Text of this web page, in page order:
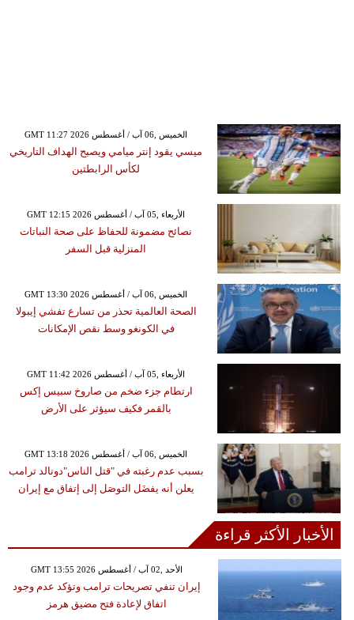
GMT 11:27 2026 الخميس ,06 آب / أغسطس
ميسي يقود إنتر ميامي ويصبح الهداف التاريخي
لكأس الرابطتين
GMT 12:15 2026 الأربعاء ,05 آب / أغسطس
نصائح مضمونة للحفاظ على صحة النباتات
المنزلية قبل السفر
GMT 13:30 2026 الخميس ,06 آب / أغسطس
الصحة العالمية تحذر من تسارع تفشي إيبولا
في الكونغو وسط نقص الإمكانات
GMT 11:42 2026 الأربعاء ,05 آب / أغسطس
ارتطام جزء ضخم من صاروخ سبيس إكس
بالقمر فكيف سيؤثر على الأرض
GMT 13:18 2026 الخميس ,06 آب / أغسطس
بسبب عدم رغبته في "قتل الناس"دونالد ترامب
يعلن أنه يفضَل التوصَل إلى إتفاق مع إيران
الأخبار الأكثر قراءة
GMT 13:55 2026 الأحد ,02 آب / أغسطس
إيران تنفي تصريحات ترامب وتؤكد عدم وجود
اتفاق لإعادة فتح مضيق هرمز